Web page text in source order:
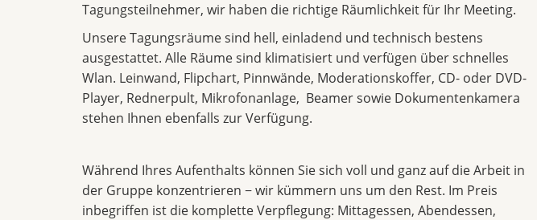
Tagungsteilnehmer, wir haben die richtige Räumlichkeit für Ihr Meeting.
Unsere Tagungsräume sind hell, einladend und technisch bestens
ausgestattet. Alle Räume sind klimatisiert und verfügen über schnelles
Wlan. Leinwand, Flipchart, Pinnwände, Moderationskoffer, CD- oder DVD-
Player, Rednerpult, Mikrofonanlage, Beamer sowie Dokumentenkamera
stehen Ihnen ebenfalls zur Verfügung.
Während Ihres Aufenthalts können Sie sich voll und ganz auf die Arbeit in
der Gruppe konzentrieren − wir kümmern uns um den Rest. Im Preis
inbegriffen ist die komplette Verpflegung: Mittagessen, Abendessen,